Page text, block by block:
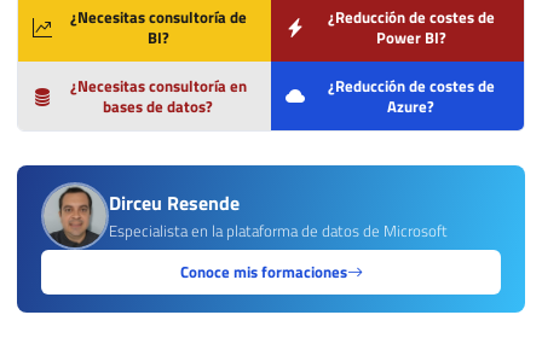
¿Necesitas consultoría de
BI?
¿Reducción de costes de
Power BI?
¿Necesitas consultoría en
bases de datos?
¿Reducción de costes de
Azure?
Dirceu Resende
Especialista en la plataforma de datos de Microsoft
Conoce mis formaciones